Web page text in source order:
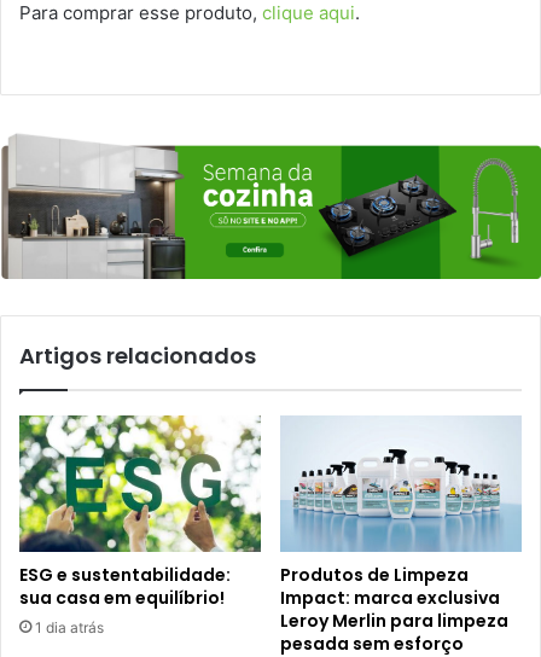
Para comprar esse produto, clique aqui.
Artigos relacionados
ESG e sustentabilidade:
sua casa em equilíbrio!
1 dia atrás
Produtos de Limpeza
Impact: marca exclusiva
Leroy Merlin para limpeza
pesada sem esforço